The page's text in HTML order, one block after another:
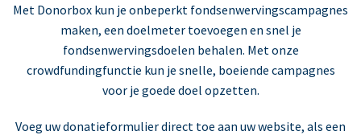
Met Donorbox kun je onbeperkt fondsenwervingscampagnes
maken, een doelmeter toevoegen en snel je
fondsenwervingsdoelen behalen. Met onze
crowdfundingfunctie kun je snelle, boeiende campagnes
voor je goede doel opzetten.
Voeg uw donatieformulier direct toe aan uw website, als een